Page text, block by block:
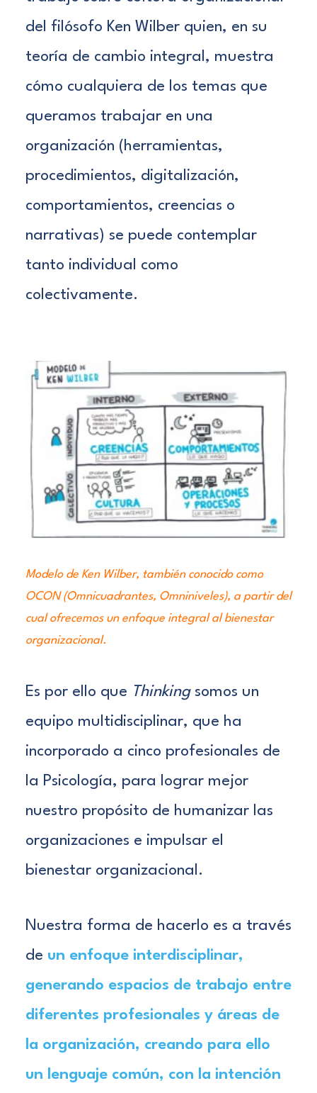
del filósofo Ken Wilber quien, en su
teoría de cambio integral, muestra
cómo cualquiera de los temas que
queramos trabajar en una
organización (herramientas,
procedimientos, digitalización,
comportamientos, creencias o
narrativas) se puede contemplar
tanto individual como
colectivamente.
Modelo de Ken Wilber, también conocido como
OCON (Omnicuadrantes, Omniniveles), a partir del
cual ofrecemos un enfoque integral al bienestar
organizacional.
Es por ello que Thinkingsomos un
equipo multidisciplinar, que ha
incorporado a cinco profesionales de
la Psicología, para lograr mejor
nuestro propósito de humanizar las
organizaciones e impulsar el
bienestar organizacional.
Nuestra forma de hacerlo es a través
de un enfoque interdisciplinar,
generando espacios de trabajo entre
diferentes profesionales y áreas de
la organización, creando para ello
un lenguaje común, con la intención